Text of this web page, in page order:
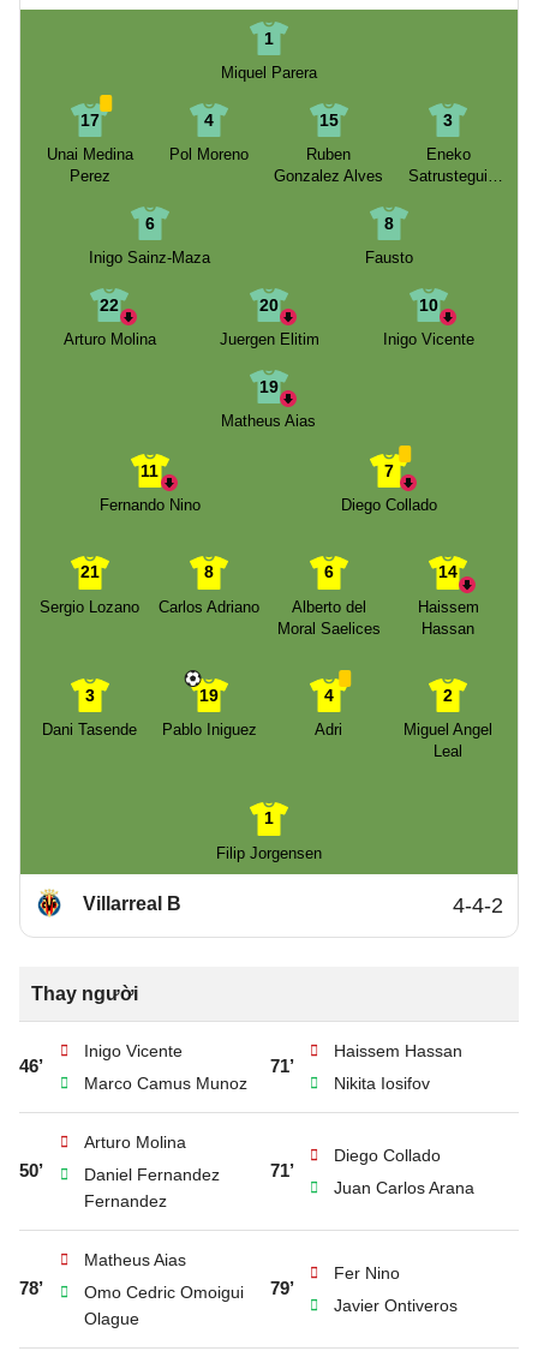
1
Miquel Parera
17
Unai Medina
Perez
4
Pol Moreno
15
Ruben
Gonzalez Alves
3
Eneko
Satrustegui
6
Inigo Sainz-Maza
8
Fausto
22
Arturo Molina
20
Juergen Elitim
10
Inigo Vicente
19
Matheus Aias
11
Fernando Nino
7
Diego Collado
21
Sergio Lozano
8
Carlos Adriano
6
Alberto del
Moral Saelices
14
Haissem
Hassan
3
Dani Tasende
19
Pablo Iniguez
4
Adri
2
Miguel Angel
Leal
1
Filip Jorgensen
Villarreal B 4-4-2
Thay người
46’
Inigo Vicente
Marco Camus Munoz
71’
Haissem Hassan
Nikita Iosifov
50’
Arturo Molina
Daniel Fernandez
Fernandez
71’
Diego Collado
Juan Carlos Arana
78’
Matheus Aias
Omo Cedric Omoigui
Olague
79’
Fer Nino
Javier Ontiveros